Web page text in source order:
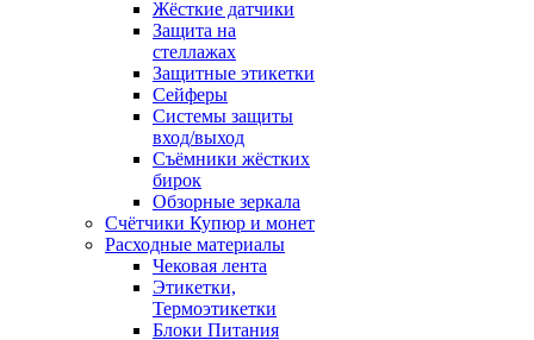
Жёсткие датчики
Защита на
стеллажах
Защитные этикетки
Сейферы
Системы защиты
вход/выход
Съёмники жёстких
бирок
Обзорные зеркала
Счётчики Купюр и монет
Расходные материалы
Чековая лента
Этикетки,
Термоэтикетки
Блоки Питания